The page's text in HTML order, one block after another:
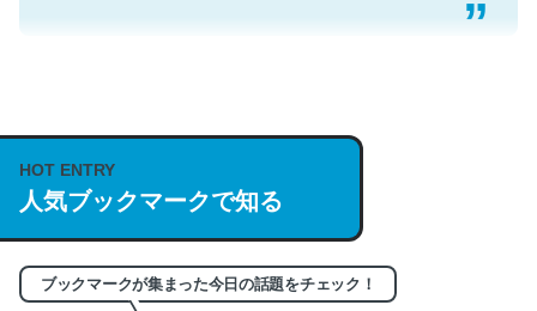
説してる記事が少ないので貴重な良記事。/続編来た
https://isobe324649.hatenablog.com/entry/2023/03/27
/064121
─GPTの仕組みと限界についての考察（１） - conceptualization
HOT ENTRY
人気ブックマークで知る
ブックマークが集まった今日の話題をチェック！